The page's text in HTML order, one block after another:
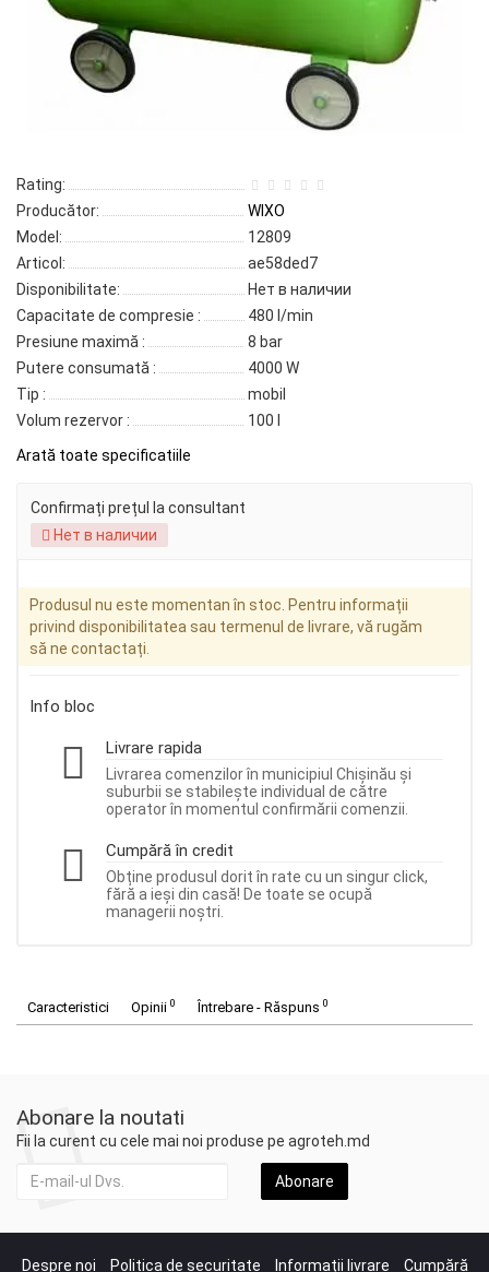
Rating:
Producător:
WIXO
Model:
12809
Articol:
ae58ded7
Disponibilitate:
Нет в наличии
Capacitate de compresie :
480 l/min
Presiune maximă :
8 bar
Putere consumată :
4000 W
Tip :
mobil
Volum rezervor :
100 l
Arată toate specificatiile
Confirmați prețul la consultant
Нет в наличии
Produsul nu este momentan în stoc. Pentru informații
privind disponibilitatea sau termenul de livrare, vă rugăm
să ne contactați.
Info bloc
Livrare rapida
Livrarea comenzilor în municipiul Chișinău și
suburbii se stabilește individual de către
operator în momentul confirmării comenzii.
Cumpără în credit
Obține produsul dorit în rate cu un singur click,
fără a ieși din casă! De toate se ocupă
managerii noștri.
Caracteristici Opinii 0 Întrebare - Răspuns 0
Abonare la noutati
Fii la curent cu cele mai noi produse pe agroteh.md
Abonare
Despre noi Politica de securitate Informații livrare Cumpără